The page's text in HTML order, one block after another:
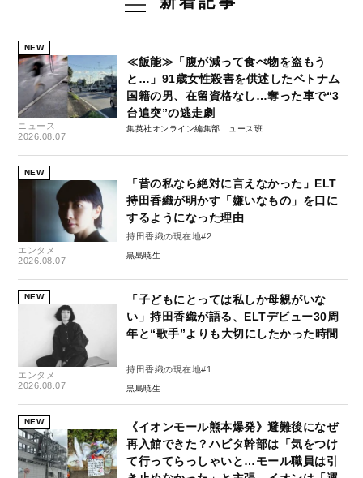
NEW
ニュース
2026.08.07
≪飯能≫「腹が減って食べ物を盗もう
と…」91歳女性殺害を供述したベトナム
国籍の男、在留資格なし…奪った車で“3
台追突”の逃走劇
集英社オンライン編集部ニュース班
NEW
エンタメ
2026.08.07
「昔の私なら絶対に言えなかった」ELT
持田香織が明かす「嫌いなもの」を口に
するようになった理由
持田香織の現在地#2
黒島暁生
NEW
エンタメ
2026.08.07
「子どもにとっては私しか母親がいな
い」持田香織が語る、ELTデビュー30周
年と“歌手”よりも大切にしたかった時間
持田香織の現在地#1
黒島暁生
NEW
《イオンモール熊本爆発》避難後になぜ
再入館できた？ハビタ幹部は「気をつけ
て行ってらっしゃいと…モール職員は引